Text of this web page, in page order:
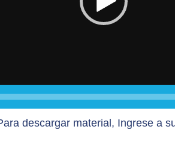
descargar material, Ingrese a